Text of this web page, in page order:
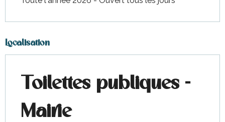
Localisation
Toilettes publiques -
Mairie